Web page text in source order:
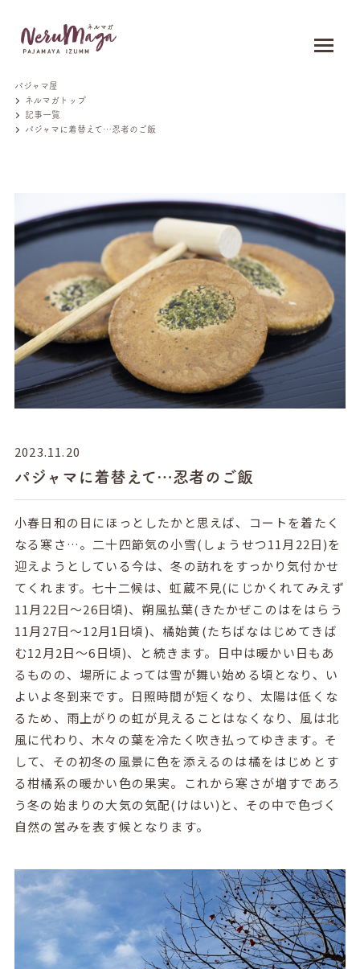
パジャマ屋
ネルマガトップ
記事一覧
パジャマに着替えて…忍者のご飯
2023.11.20
パジャマに着替えて…忍者のご飯
小春日和の日にほっとしたかと思えば、コートを着たく
なる寒さ…。二十四節気の小雪(しょうせつ11月22日)を
迎えようとしている今は、冬の訪れをすっかり気付かせ
てくれます。七十二候は、虹蔵不見(にじかくれてみえず
11月22日～26日頃)、朔風払葉(きたかぜこのはをはらう
11月27日～12月1日頃)、橘始黄(たちばなはじめてきば
む12月2日～6日頃)、と続きます。日中は暖かい日もあ
るものの、場所によっては雪が舞い始める頃となり、い
よいよ冬到来です。日照時間が短くなり、太陽は低くな
るため、雨上がりの虹が見えることはなくなり、風は北
風に代わり、木々の葉を冷たく吹き払ってゆきます。そ
して、その初冬の風景に色を添えるのは橘をはじめとす
る柑橘系の暖かい色の果実。これから寒さが増すであろ
う冬の始まりの大気の気配(けはい)と、その中で色づく
自然の営みを表す候となります。